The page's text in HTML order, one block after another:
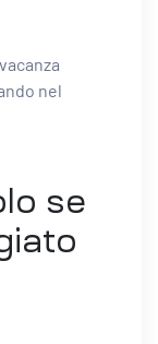
nel
se